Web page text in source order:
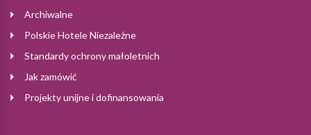
Archiwalne
Polskie Hotele Niezależne
Standardy ochrony małoletnich
Jak zamówić
Projekty unijne i dofinansowania